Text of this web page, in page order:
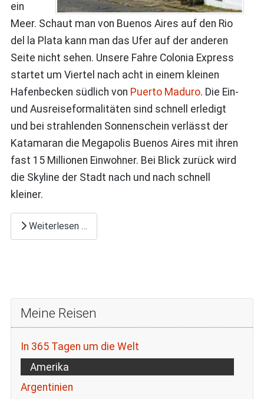
ein
Meer. Schaut man von Buenos Aires auf den Rio
del la Plata kann man das Ufer auf der anderen
Seite nicht sehen. Unsere Fahre Colonia Express
startet um Viertel nach acht in einem kleinen
Hafenbecken südlich von Puerto Maduro. Die Ein-
und Ausreiseformalitäten sind schnell erledigt
und bei strahlenden Sonnenschein verlässt der
Katamaran die Megapolis Buenos Aires mit ihren
fast 15 Millionen Einwohner. Bei Blick zurück wird
die Skyline der Stadt nach und nach schnell
kleiner.
Weiterlesen …
Meine Reisen
In 365 Tagen um die Welt
Amerika
Argentinien